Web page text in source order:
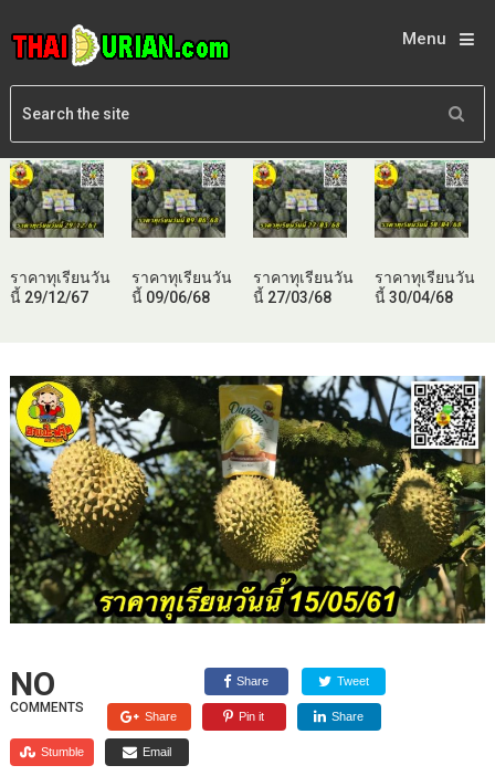
Menu
ราคาทุเรียนวัน
นี้ 29/12/67
ราคาทุเรียนวัน
นี้ 09/06/68
ราคาทุเรียนวัน
นี้ 27/03/68
ราคาทุเรียนวัน
นี้ 30/04/68
NO
COMMENTS
Share Tweet
Share Pin it Share
Stumble Email